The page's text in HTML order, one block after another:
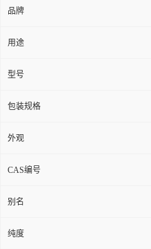
品牌
用途
型号
包装规格
外观
CAS编号
别名
纯度